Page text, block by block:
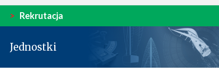
> Rekrutacja
Jednostki